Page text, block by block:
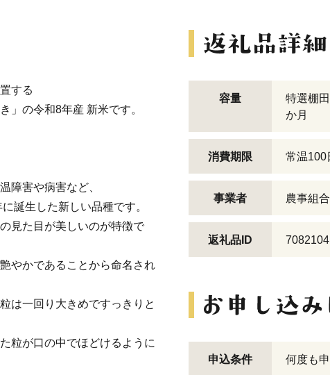
する
」の令和8年産 新米です。
障害や病害など、
誕生した新しい品種です。
見た目が美しいのが特徴で
やかであることから命名され
は一回り大きめですっきりと
粒が口の中でほどけるように
容量
特選棚
か月
消費期限 常温100
事業者 農事組
返礼品ID 7082104
申込条件 何度も